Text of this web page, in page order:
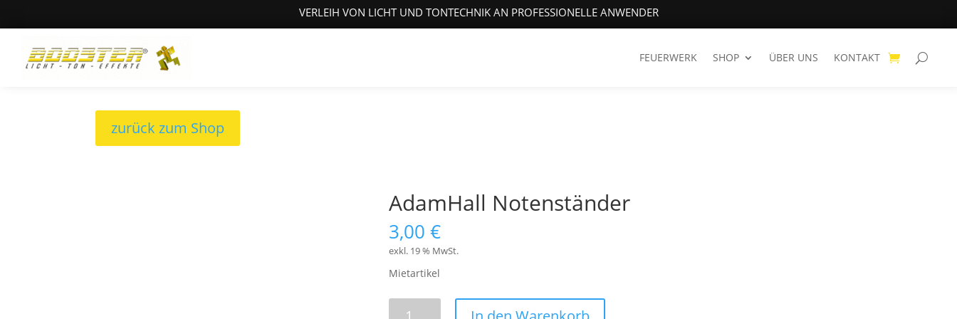
VERLEIH VON LICHT UND TONTECHNIK AN PROFESSIONELLE ANWENDER
FEUERWERK SHOP ÜBER UNS KONTAKT
zurück zum Shop
AdamHall Notenständer
3,00€
exkl. 19 % MwSt.
Mietartikel